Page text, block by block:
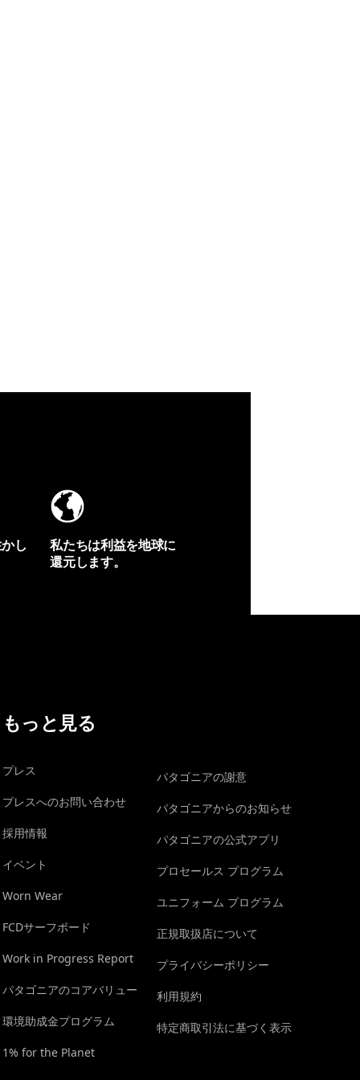
し
私たちは利益を地球に
還元します。
もっと見る
プレス
プレスへのお問い合わせ
採用情報
イベント
Worn Wear
FCDサーフボード
Work in Progress Report
パタゴニアのコアバリュー
環境助成金プログラム
1% for the Planet
パタゴニアの謝意
パタゴニアからのお知らせ
パタゴニアの公式アプリ
プロセールス プログラム
ユニフォーム プログラム
正規取扱店について
プライバシーポリシー
利用規約
特定商取引法に基づく表示